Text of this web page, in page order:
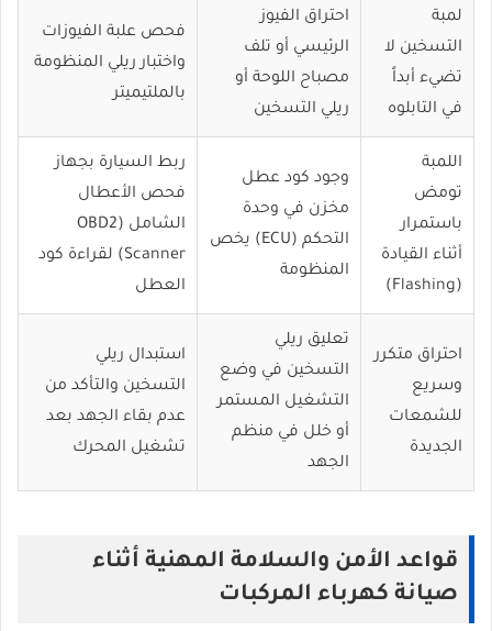
لمبة
التسخين لا
تضيء أبداً
في التابلوه
احتراق الفيوز
الرئيسي أو تلف
مصباح اللوحة أو
ريلي التسخين
فحص علبة الفيوزات
واختبار ريلي المنظومة
بالملتيميتر
اللمبة
تومض
باستمرار
أثناء القيادة
(Flashing)
وجود كود عطل
مخزن في وحدة
التحكم (ECU) يخص
المنظومة
ربط السيارة بجهاز
فحص الأعطال
الشامل (OBD2
Scanner) لقراءة كود
العطل
احتراق متكرر
وسريع
للشمعات
الجديدة
تعليق ريلي
التسخين في وضع
التشغيل المستمر
أو خلل في منظم
الجهد
استبدال ريلي
التسخين والتأكد من
عدم بقاء الجهد بعد
تشغيل المحرك
قواعد الأمن والسلامة المهنية أثناء
صيانة كهرباء المركبات